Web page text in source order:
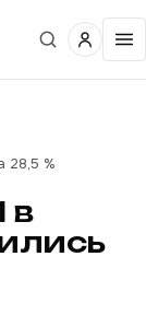
28,5 %
в